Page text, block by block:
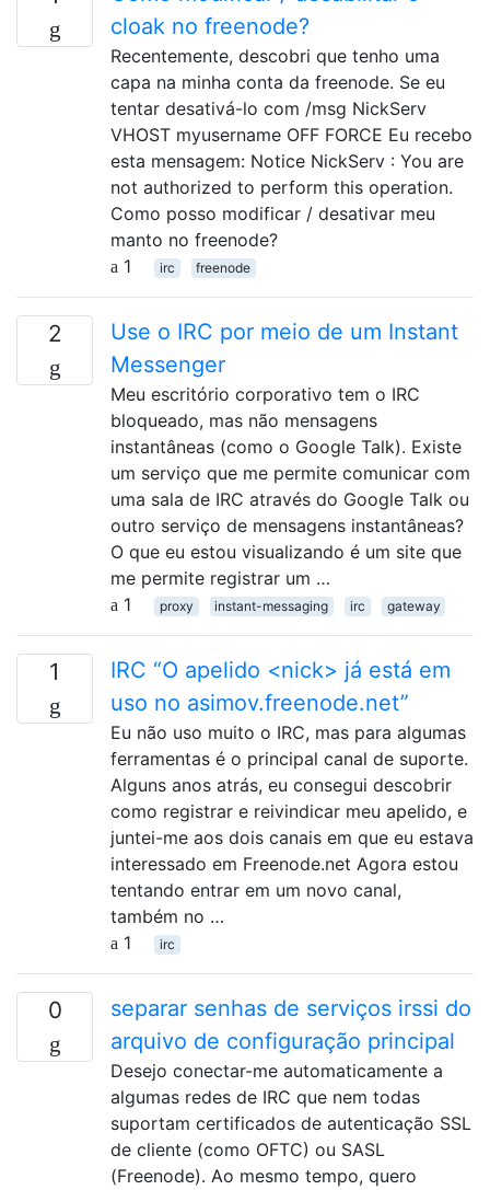
cloak no freenode?
Recentemente, descobri que tenho uma
capa na minha conta da freenode. Se eu
tentar desativá-lo com /msg NickServ
VHOST myusername OFF FORCE Eu recebo
esta mensagem: Notice NickServ : You are
not authorized to perform this operation.
Como posso modificar / desativar meu
manto no freenode?
1
irc freenode
2
Use o IRC por meio de um Instant
Messenger
Meu escritório corporativo tem o IRC
bloqueado, mas não mensagens
instantâneas (como o Google Talk). Existe
um serviço que me permite comunicar com
uma sala de IRC através do Google Talk ou
outro serviço de mensagens instantâneas?
O que eu estou visualizando é um site que
me permite registrar um …
1
proxy instant-messaging irc gateway
1
IRC “O apelido <nick> já está em
uso no asimov.freenode.net”
Eu não uso muito o IRC, mas para algumas
ferramentas é o principal canal de suporte.
Alguns anos atrás, eu consegui descobrir
como registrar e reivindicar meu apelido, e
juntei-me aos dois canais em que eu estava
interessado em Freenode.net Agora estou
tentando entrar em um novo canal,
também no …
1
irc
0
separar senhas de serviços irssi do
arquivo de configuração principal
Desejo conectar-me automaticamente a
algumas redes de IRC que nem todas
suportam certificados de autenticação SSL
de cliente (como OFTC) ou SASL
(Freenode). Ao mesmo tempo, quero